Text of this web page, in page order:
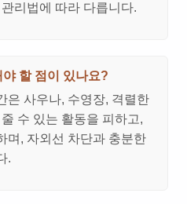
리법에 따라 다릅니다.
할 점이 있나요?
은 사우나, 수영장, 격렬한
수 있는 활동을 피하고,
며, 자외선 차단과 충분한
.